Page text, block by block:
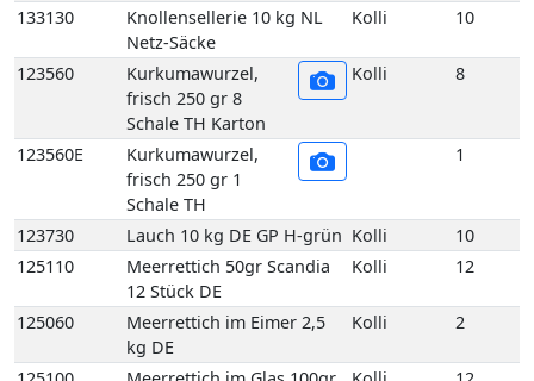
frisch 250 gr 1
Schale TH
123730 Lauch 10 kg DE GP H-grün Kolli
10
Meerrettich 50gr Scandia
12 Stück DE
125060
Meerrettich im Eimer 2,5
kg DE
2
125100
Meerrettich im Glas 100gr
12 Stück DE
Kolli 12
125080
Meerrettich Lieblings-Kren
1Kg 1 Eimer DE
Kolli 1
125090
Meerrettich Lieblings-Kren
60 gr 6 Glas DE
Kolli 6